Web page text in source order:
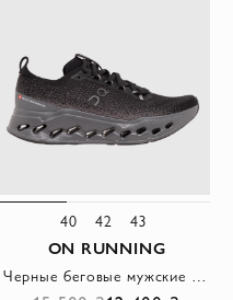
40 42 43
ON RUNNING
Черные беговые мужские кроссовки Cloudsurfer Max